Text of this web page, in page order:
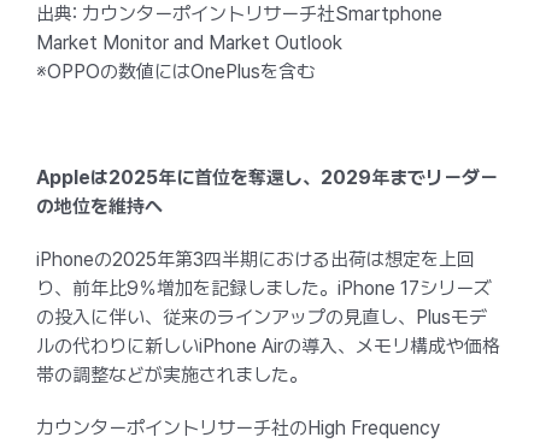
出典: カウンターポイントリサーチ社Smartphone
Market Monitor and Market Outlook
※OPPOの数値にはOnePlusを含む
Appleは2025年に首位を奪還し、2029年までリーダー
の地位を維持へ
iPhoneの2025年第3四半期における出荷は想定を上回
り、前年比9％増加を記録しました。iPhone 17シリーズ
の投入に伴い、従来のラインアップの見直し、Plusモデ
ルの代わりに新しいiPhone Airの導入、メモリ構成や価格
帯の調整などが実施されました。
カウンターポイントリサーチ社のHigh Frequency